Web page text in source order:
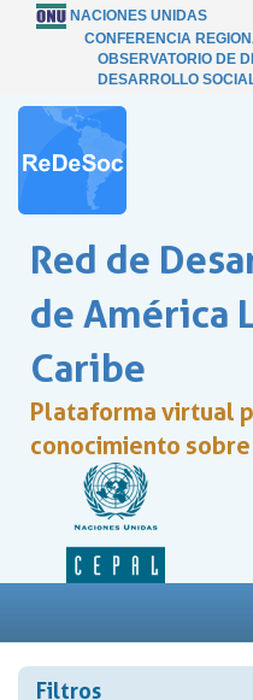
NACIONES UNIDAS
CONFERENCIA
OBSERVATORIO DE
DESARROLLO
Red de
de América
Caribe
Plataforma virtual
conocimiento
Filtros